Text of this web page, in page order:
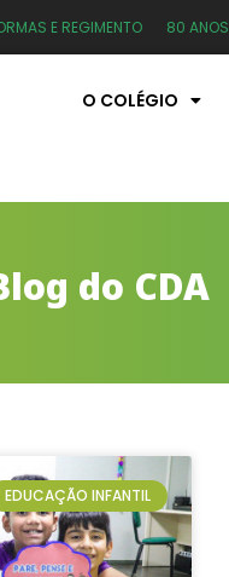
E REGIMENTO 80 ANOS
O COLÉGIO
do CDA
EDUCAÇÃO INFANTIL